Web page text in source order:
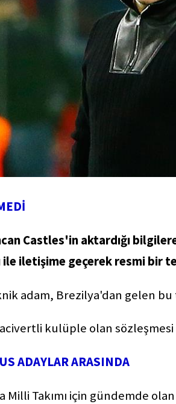
Castles'in aktardığı
ile iletişime geçerek resmi bir
adam, Brezilya'dan gelen
kulüple olan sözleşmesi
ADAYLAR ARASINDA
Milli Takımı için gündemde